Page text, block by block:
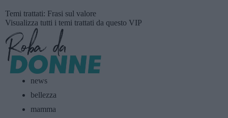
Temi trattati: Frasi sul valore
Visualizza tutti i temi trattati da questo VIP
news
bellezza
mamma